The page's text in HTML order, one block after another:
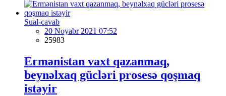
Sual-cavab
20 Noyabr 2021 07:52
25983
Ermənistan vaxt qazanmaq,
beynəlxaq gücləri prosesə qoşmaq
istəyir